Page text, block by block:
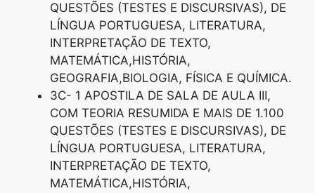
QUESTÕES (TESTES E DISCURSIVAS), DE
LÍNGUA PORTUGUESA, LITERATURA,
INTERPRETAÇÃO DE TEXTO,
MATEMÁTICA,HISTÓRIA,
GEOGRAFIA,BIOLOGIA, FÍSICA E QUÍMICA.
3C- 1 APOSTILA DE SALA DE AULA III,
COM TEORIA RESUMIDA E MAIS DE 1.100
QUESTÕES (TESTES E DISCURSIVAS), DE
LÍNGUA PORTUGUESA, LITERATURA,
INTERPRETAÇÃO DE TEXTO,
MATEMÁTICA,HISTÓRIA,